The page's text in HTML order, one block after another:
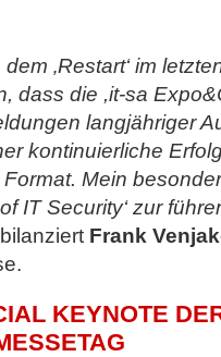
‚Restart‘ im
dass die ,it-sa
langjähriger
kontinuierliche
Mein
IT Security‘ zur
Frank
KEYNOTE